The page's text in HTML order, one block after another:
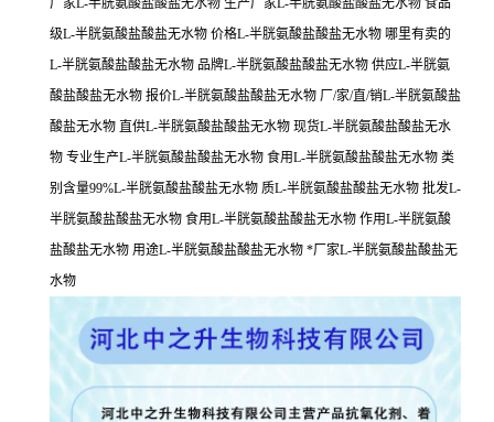
厂家L-半胱氨酸盐酸盐无水物 生产厂家L-半胱氨酸盐酸盐无水物 食品
级L-半胱氨酸盐酸盐无水物 价格L-半胱氨酸盐酸盐无水物 哪里有卖的
L-半胱氨酸盐酸盐无水物 品牌L-半胱氨酸盐酸盐无水物 供应L-半胱氨
酸盐酸盐无水物 报价L-半胱氨酸盐酸盐无水物 厂/家/直/销L-半胱氨酸盐
酸盐无水物 直供L-半胱氨酸盐酸盐无水物 现货L-半胱氨酸盐酸盐无水
物 专业生产L-半胱氨酸盐酸盐无水物 食用L-半胱氨酸盐酸盐无水物 类
别含量99%L-半胱氨酸盐酸盐无水物 质L-半胱氨酸盐酸盐无水物 批发L-
半胱氨酸盐酸盐无水物 食用L-半胱氨酸盐酸盐无水物 作用L-半胱氨酸
盐酸盐无水物 用途L-半胱氨酸盐酸盐无水物 *厂家L-半胱氨酸盐酸盐无
水物